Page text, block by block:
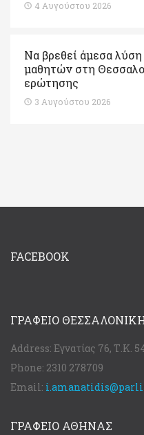
4 Αυγούστου 2026
Να βρεθεί άμεσα
μαθητών στη
ερώτησης
3 Αυγούστου 2026
FACEBOOK
ΓΡΑΦΕΊΟ
Address: Εγνατίας 76, Τ.Κ.
Phone: 2310 278709
Email:
ΓΡΑΦΕΊΟ ΑΘΉΝΑΣ